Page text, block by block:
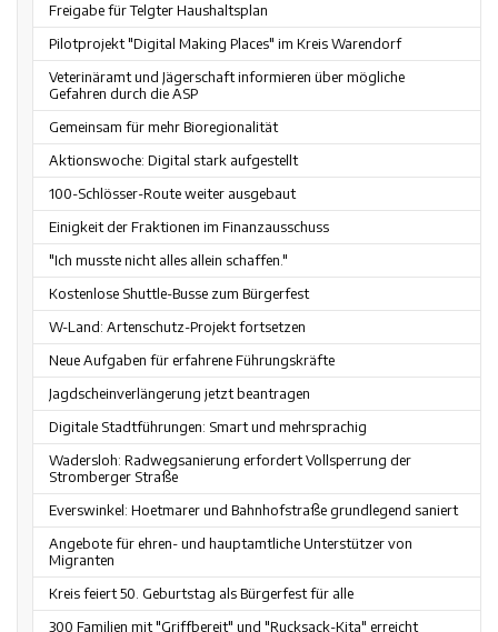
Freigabe für Telgter Haushaltsplan
Pilotprojekt "Digital Making Places" im Kreis Warendorf
Veterinäramt und Jägerschaft informieren über mögliche
Gefahren durch die ASP
Gemeinsam für mehr Bioregionalität
Aktionswoche: Digital stark aufgestellt
100-Schlösser-Route weiter ausgebaut
Einigkeit der Fraktionen im Finanzausschuss
"Ich musste nicht alles allein schaffen."
Kostenlose Shuttle-Busse zum Bürgerfest
W-Land: Artenschutz-Projekt fortsetzen
Neue Aufgaben für erfahrene Führungskräfte
Jagdscheinverlängerung jetzt beantragen
Digitale Stadtführungen: Smart und mehrsprachig
Wadersloh: Radwegsanierung erfordert Vollsperrung der
Stromberger Straße
Everswinkel: Hoetmarer und Bahnhofstraße grundlegend saniert
Angebote für ehren- und hauptamtliche Unterstützer von
Migranten
Kreis feiert 50. Geburtstag als Bürgerfest für alle
300 Familien mit "Griffbereit" und "Rucksack-Kita" erreicht